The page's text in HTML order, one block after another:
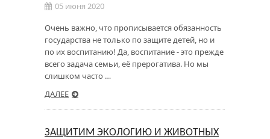
05 июня 2020
Очень важно, что прописывается обязанность
государства не только по защите детей, но и
по их воспитанию! Да, воспитание - это прежде
всего задача семьи, её прерогатива. Но мы
слишком часто …
ДАЛЕЕ
ЗАЩИТИМ ЭКОЛОГИЮ И ЖИВОТНЫХ